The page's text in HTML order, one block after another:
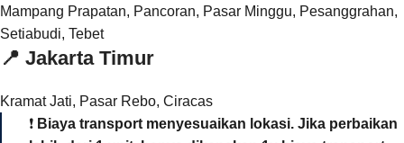
Mampang Prapatan, Pancoran, Pasar Minggu, Pesanggrahan,
Setiabudi, Tebet
📍 Jakarta Timur
Kramat Jati, Pasar Rebo, Ciracas
❗ Biaya transport menyesuaikan lokasi. Jika perbaikan